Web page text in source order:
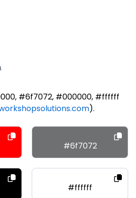
#6f7072, #000000, #ffffff
).
#6f7072
#ffffff